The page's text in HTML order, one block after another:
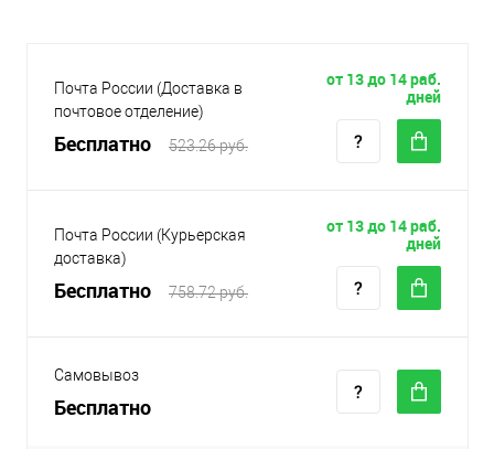
Почта России (Доставка в
почтовое отделение)
Бесплатно 523.26 руб.
от 13 до 14 раб.
дней
Почта России (Курьерская
доставка)
Бесплатно 758.72 руб.
от 13 до 14 раб.
дней
Самовывоз
Бесплатно